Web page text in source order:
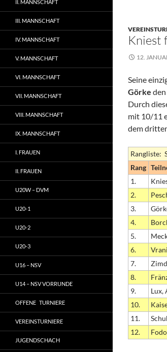
Kniest
12.
Seine
Görke
Durch
mit 10/11
dem
Rangliste:
Rang
1.
2.
3.
4.
5.
6.
7.
8.
9.
Lux,
10.
11.
12.
II. MANNSCHAFT
III. MANNSCHAFT
IV. MANNSCHAFT
V. MANNSCHAFT
VI. MANNSCHAFT
VII. MANNSCHAFT
VIII. MANNSCHAFT
IX. MANNSCHAFT
I. FRAUEN
II. FRAUEN
U20W – DVM
U20-1
U20-2
U20-3
U16 – NSV
U14 – NSV VORRUNDE
OFFENE TURNIERE
VEREINSTURNIERE
JUGENDSCHACH